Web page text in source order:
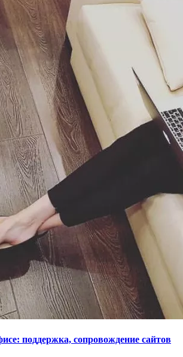
поддержка, сопровождение сайтов